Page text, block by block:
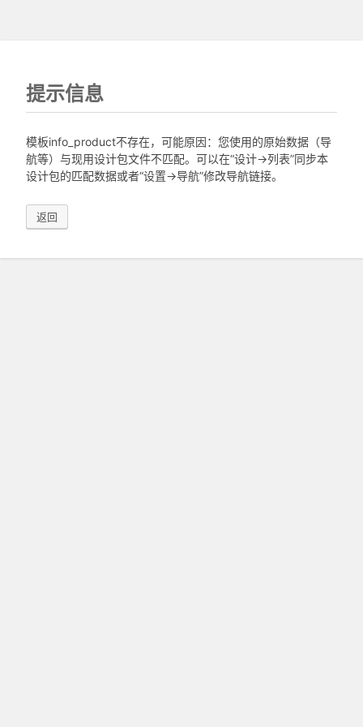
提示信息
模板info_product不存在，可能原因：您使用的原始数据（导
航等）与现用设计包文件不匹配。可以在“设计->列表”同步本
设计包的匹配数据或者“设置->导航”修改导航链接。
返回